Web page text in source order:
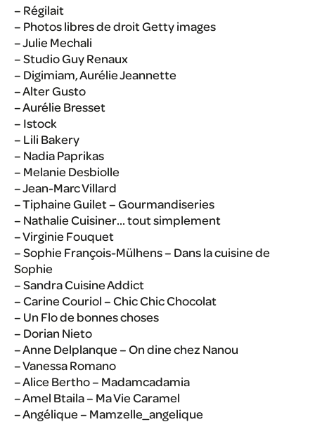
– Régilait
– Photos libres de droit Getty images
– Julie Mechali
– Studio Guy Renaux
– Digimiam, Aurélie Jeannette
– Alter Gusto
– Aurélie Bresset
– Istock
– Lili Bakery
– Nadia Paprikas
– Melanie Desbiolle
– Jean-Marc Villard
– Tiphaine Guilet – Gourmandiseries
– Nathalie Cuisiner… tout simplement
– Virginie Fouquet
– Sophie François-Mülhens – Dans la cuisine de
Sophie
– Sandra Cuisine Addict
– Carine Couriol – Chic Chic Chocolat
– Un Flo de bonnes choses
– Dorian Nieto
– Anne Delplanque – On dine chez Nanou
– Vanessa Romano
– Alice Bertho – Madamcadamia
– Amel Btaila – Ma Vie Caramel
– Angélique – Mamzelle_angelique